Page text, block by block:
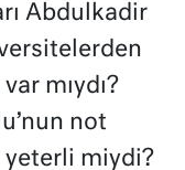
Abdulkadir
mıydı?
not
yeterli miydi?